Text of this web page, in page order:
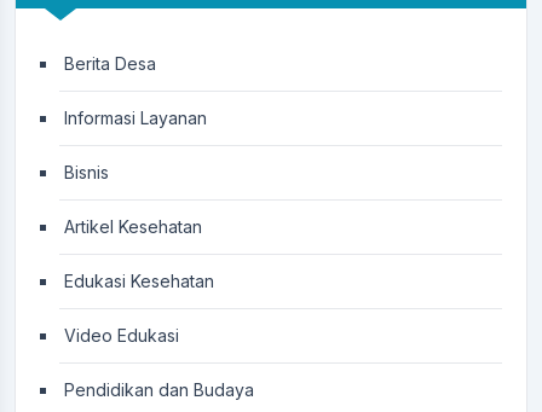
Berita Desa
Informasi Layanan
Bisnis
Artikel Kesehatan
Edukasi Kesehatan
Video Edukasi
Pendidikan dan Budaya